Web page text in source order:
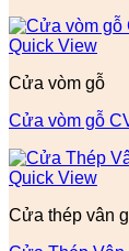
Quick View
Cửa vòm gỗ
Cửa vòm gỗ
Quick View
Cửa thép vân